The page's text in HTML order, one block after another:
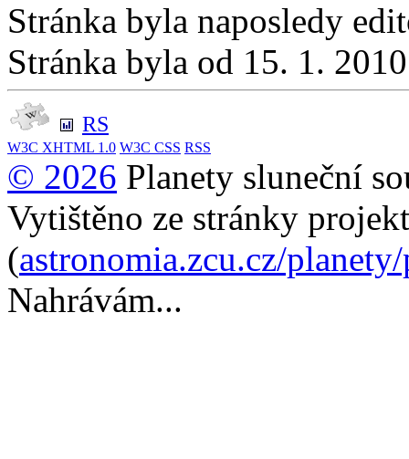
Stránka byla naposledy
Stránka byla od 15. 1.
RS
W3C XHTML 1.0 W3C CSS RSS
© 2026 Planety sluneční
Vytištěno ze stránky
(astronomia.zcu.cz/
Nahrávám...